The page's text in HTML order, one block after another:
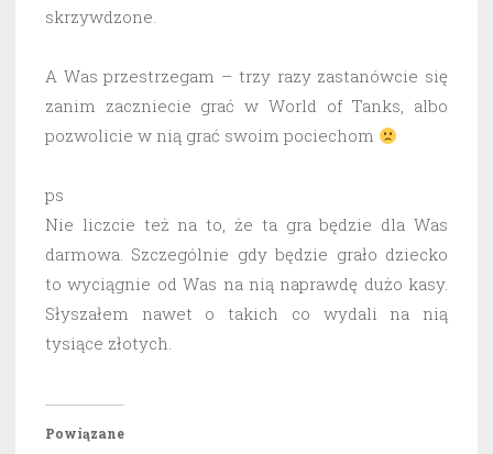
skrzywdzone.
A Was przestrzegam – trzy razy zastanówcie się
zanim zaczniecie grać w World of Tanks, albo
pozwolicie w nią grać swoim pociechom
ps
Nie liczcie też na to, że ta gra będzie dla Was
darmowa. Szczególnie gdy będzie grało dziecko
to wyciągnie od Was na nią naprawdę dużo kasy.
Słyszałem nawet o takich co wydali na nią
tysiące złotych.
Powiązane